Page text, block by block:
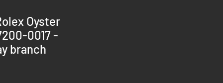
Oyster
0017 -
branch